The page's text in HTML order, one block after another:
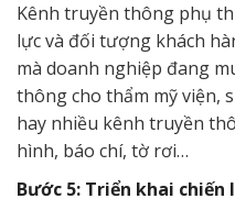
Kênh truyền thông phụ
lực và đối tượng khách
mà doanh nghiệp đang
thông cho thẩm mỹ viện,
hay nhiều kênh truyền
hình, báo chí, tờ rơi…
Bước 5: Triển khai